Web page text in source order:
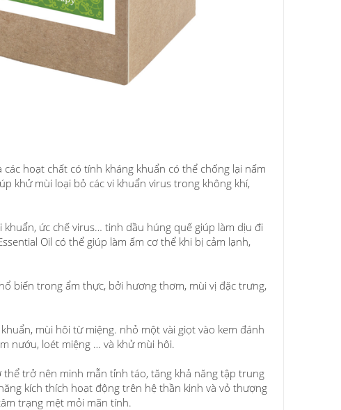
hoạt chất có tính kháng khuẩn có thể chống lại nấm
khử mùi loại bỏ các vi khuẩn virus trong không khí,
khuẩn, ức chế virus… tinh dầu húng quế giúp làm dịu đi
Oil có thể giúp làm ấm cơ thể khi bị cảm lạnh,
biến trong ẩm thực, bởi hương thơm, mùi vị đặc trưng,
mùi hôi từ miệng. nhỏ một vài giọt vào kem đánh
nướu, loét miệng … và khử mùi hôi.
thể trở nên minh mẫn tỉnh táo, tăng khả năng tập trung
kích thích hoạt động trên hệ thần kinh và vỏ thượng
trạng mệt mỏi mãn tính.